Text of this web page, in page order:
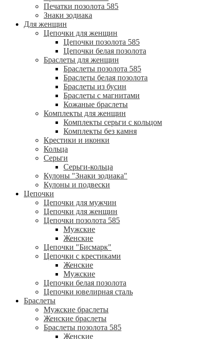
Печатки позолота 585
Знаки зодиака
Для женщин
Цепочки для женщин
Цепочки позолота 585
Цепочки белая позолота
Браслеты для женщин
Браслеты позолота 585
Браслеты белая позолота
Браслеты из бусин
Браслеты с магнитами
Кожаные браслеты
Комплекты для женщин
Комплекты серьги с кольцом
Комплекты без камня
Крестики и иконки
Кольца
Серьги
Серьги-кольца
Кулоны "Знаки зодиака"
Кулоны и подвески
Цепочки
Цепочки для мужчин
Цепочки для женщин
Цепочки позолота 585
Мужские
Женские
Цепочки "Бисмарк"
Цепочки с крестиками
Женские
Мужские
Цепочки белая позолота
Цепочки ювелирная сталь
Браслеты
Мужские браслеты
Женские браслеты
Браслеты позолота 585
Женские